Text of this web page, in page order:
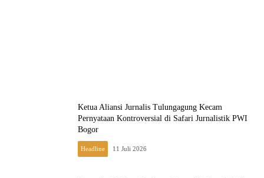
Ketua Aliansi Jurnalis Tulungagung Kecam
Pernyataan Kontroversial di Safari Jurnalistik PWI
Bogor
Headline 11 Juli 2026